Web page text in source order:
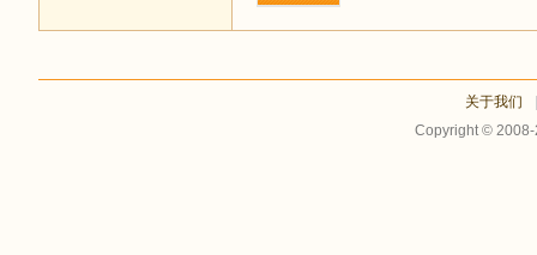
关于我们
Copyright ©